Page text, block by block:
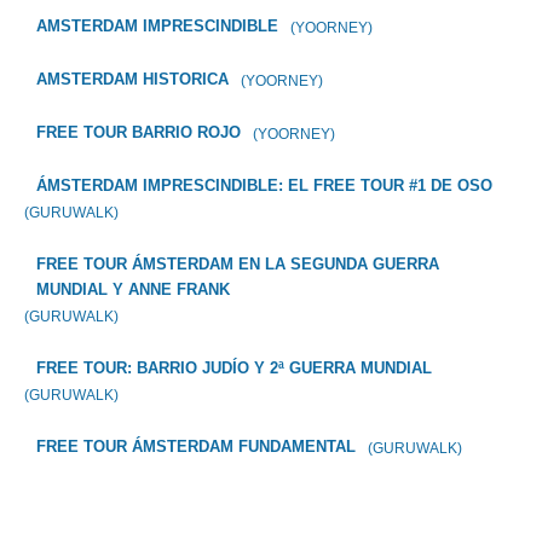
AMSTERDAM IMPRESCINDIBLE (YOORNEY)
AMSTERDAM HISTORICA (YOORNEY)
FREE TOUR BARRIO ROJO (YOORNEY)
ÁMSTERDAM IMPRESCINDIBLE: EL FREE TOUR #1 DE OSO
(GURUWALK)
FREE TOUR ÁMSTERDAM EN LA SEGUNDA GUERRA
MUNDIAL Y ANNE FRANK
(GURUWALK)
FREE TOUR: BARRIO JUDÍO Y 2ª GUERRA MUNDIAL
(GURUWALK)
FREE TOUR ÁMSTERDAM FUNDAMENTAL (GURUWALK)